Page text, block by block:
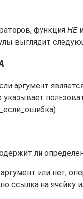
функция НЕ
выглядит
аргумент
указывает
.
ли
или нет,
ссылка на ячейку